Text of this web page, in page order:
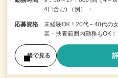
4日含む) （例） ・…
応募資格
未経験OK！20代～40代の
業・扶養範囲内勤務もOK！
後で見る